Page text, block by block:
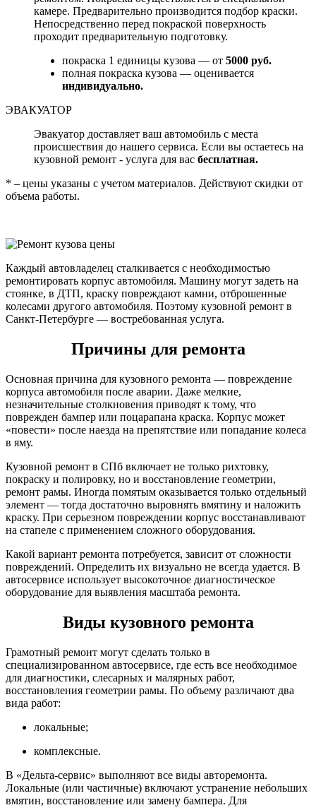
камере. Предварительно производится подбор краски.
Непосредственно перед покраской поверхность
проходит предварительную подготовку.
покраска 1 единицы кузова — от 5000 руб.
полная покраска кузова — оценивается
индивидуально.
ЭВАКУАТОР
Эвакуатор доставляет ваш автомобиль с места
происшествия до нашего сервиса. Если вы остаетесь на
кузовной ремонт - услуга для вас бесплатная.
* – цены указаны с учетом материалов. Действуют скидки от
объема работы.
Каждый автовладелец сталкивается с необходимостью
ремонтировать корпус автомобиля. Машину могут задеть на
стоянке, в ДТП, краску повреждают камни, отброшенные
колесами другого автомобиля. Поэтому кузовной ремонт в
Санкт-Петербурге — востребованная услуга.
Причины для ремонта
Основная причина для кузовного ремонта — повреждение
корпуса автомобиля после аварии. Даже мелкие,
незначительные столкновения приводят к тому, что
поврежден бампер или поцарапана краска. Корпус может
«повести» после наезда на препятствие или попадание колеса
в яму.
Кузовной ремонт в СПб включает не только рихтовку,
покраску и полировку, но и восстановление геометрии,
ремонт рамы. Иногда помятым оказывается только отдельный
элемент — тогда достаточно выровнять вмятину и наложить
краску. При серьезном повреждении корпус восстанавливают
на стапеле с применением сложного оборудования.
Какой вариант ремонта потребуется, зависит от сложности
повреждений. Определить их визуально не всегда удается. В
автосервисе использует высокоточное диагностическое
оборудование для выявления масштаба ремонта.
Виды кузовного ремонта
Грамотный ремонт могут сделать только в
специализированном автосервисе, где есть все необходимое
для диагностики, слесарных и малярных работ,
восстановления геометрии рамы. По объему различают два
вида работ:
локальные;
комплексные.
В «Дельта-сервис» выполняют все виды авторемонта.
Локальные (или частичные) включают устранение небольших
вмятин, восстановление или замену бампера. Для